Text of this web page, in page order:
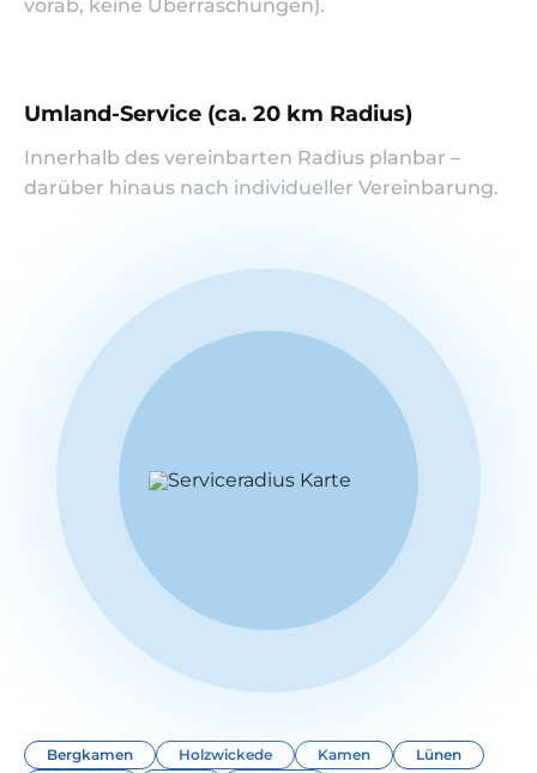
vorab, keine Überraschungen).
Umland-Service (ca. 20 km Radius)
Innerhalb des vereinbarten Radius planbar –
darüber hinaus nach individueller Vereinbarung.
Bergkamen Holzwickede Kamen
Lünen